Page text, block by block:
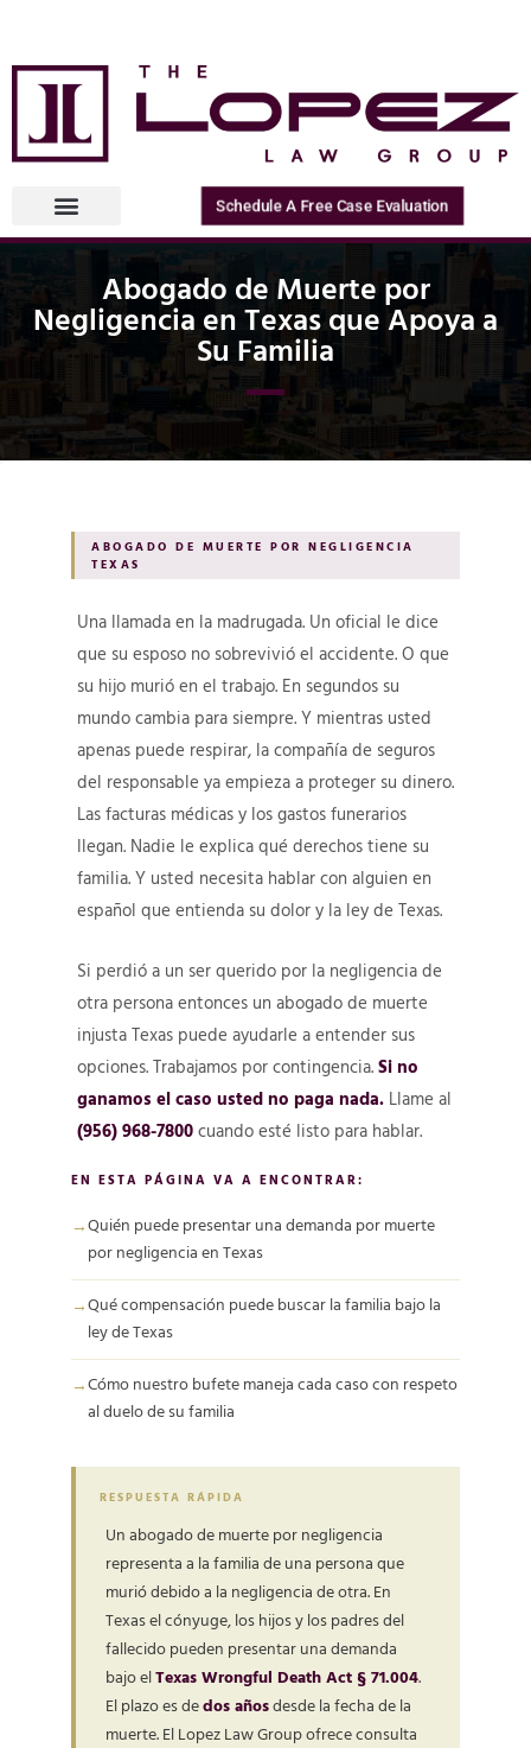
Schedule A Free Case Evaluation
Abogado de Muerte por
Negligencia en Texas que Apoya a
Su Familia
ABOGADO DE MUERTE POR NEGLIGENCIA
TEXAS
Una llamada en la madrugada. Un oficial le dice
que su esposo no sobrevivió el accidente. O que
su hijo murió en el trabajo. En segundos su
mundo cambia para siempre. Y mientras usted
apenas puede respirar, la compañía de seguros
del responsable ya empieza a proteger su dinero.
Las facturas médicas y los gastos funerarios
llegan. Nadie le explica qué derechos tiene su
familia. Y usted necesita hablar con alguien en
español que entienda su dolor y la ley de Texas.
Si perdió a un ser querido por la negligencia de
otra persona entonces un abogado de muerte
injusta Texas puede ayudarle a entender sus
opciones. Trabajamos por contingencia.Si no
ganamos el caso usted no paga nada. Llame al
(956) 968-7800cuando esté listo para hablar.
EN ESTA PÁGINA VA A ENCONTRAR:
Quién puede presentar una demanda por muerte
por negligencia en Texas
Qué compensación puede buscar la familia bajo la
ley de Texas
Cómo nuestro bufete maneja cada caso con respeto
al duelo de su familia
RESPUESTA RÁPIDA
Un abogado de muerte por negligencia
representa a la familia de una persona que
murió debido a la negligencia de otra. En
Texas el cónyuge, los hijos y los padres del
fallecido pueden presentar una demanda
bajo elTexas Wrongful Death Act § 71.004.
El plazo es dedos añosdesde la fecha de la
muerte. El Lopez Law Group ofrece consulta